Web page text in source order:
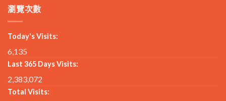
瀏覽次數
Today's Visits:
6,135
Last 365 Days Visits:
2,383,072
Total Visits: